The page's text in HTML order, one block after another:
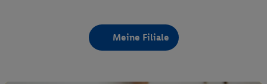
Meine Filiale